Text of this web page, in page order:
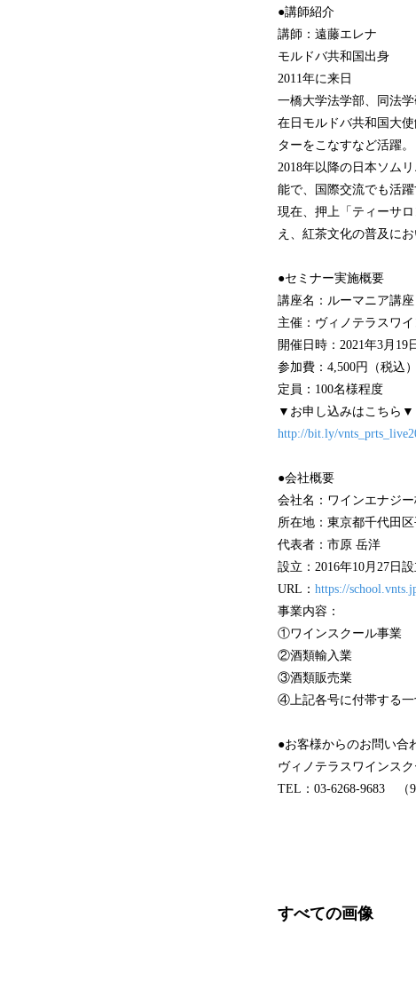
●講師紹介
講師：遠藤エレナ
モルドバ共和国出身
2011年に来日
一橋大学法学部、同法
在日モルドバ共和国大
ターをこなすなど活躍。
2018年以降の日本ソム
能で、国際交流でも活躍
現在、押上「ティーサ
え、紅茶文化の普及にお
●セミナー実施概要
講座名：ルーマニア講座
主催：ヴィノテラスワ
開催日時：2021年3月19
参加費：4,500円（税込）
定員：100名様程度
▼お申し込みはこちら▼
http://bit.ly/
●会社概要
会社名：ワインエナジ
所在地：東京都千代田
代表者：市原 岳洋
設立：2016年10月27日
URL： https://
事業内容：
①ワインスクール事業
②酒類輸入業
③酒類販売業
④上記各号に付帯する一
●お客様からのお問い合
ヴィノテラスワインス
TEL：03-6268-9683 （
すべての画像